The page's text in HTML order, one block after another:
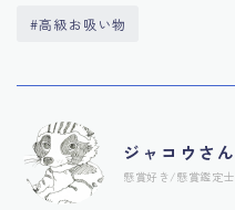
#高級お吸い物
ジャコウさん
懸賞好き/懸賞鑑定士